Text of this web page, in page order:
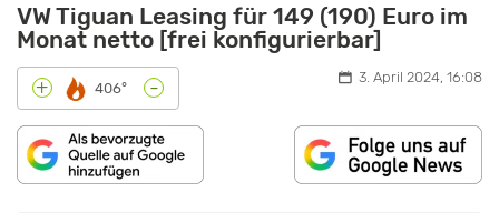
VW Tiguan Leasing für 149 (190) Euro im
Monat netto [frei konfigurierbar]
+ 406° - 3. April 2024, 16:08